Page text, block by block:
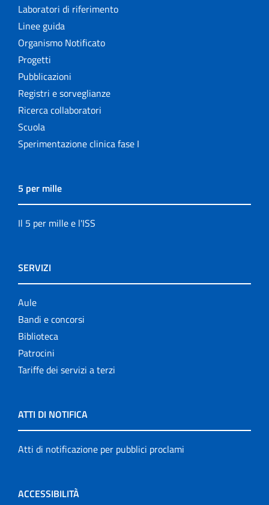
Laboratori di riferimento
Linee guida
Organismo Notificato
Progetti
Pubblicazioni
Registri e sorveglianze
Ricerca collaboratori
Scuola
Sperimentazione clinica fase I
5 per mille
Il 5 per mille e l'ISS
SERVIZI
Aule
Bandi e concorsi
Biblioteca
Patrocini
Tariffe dei servizi a terzi
ATTI DI NOTIFICA
Atti di notificazione per pubblici proclami
ACCESSIBILITÀ